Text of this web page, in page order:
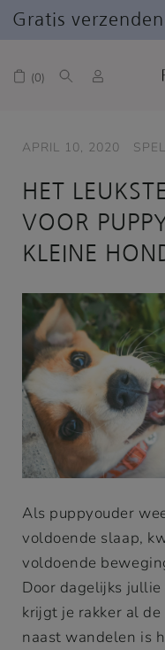
Gratis
0
APRIL 10, 2020
HET
VOOR
KLEINE
Als puppyouder
voldoende slaap,
voldoende
Door dagelijks
krijgt je rakker al
naast wandelen is